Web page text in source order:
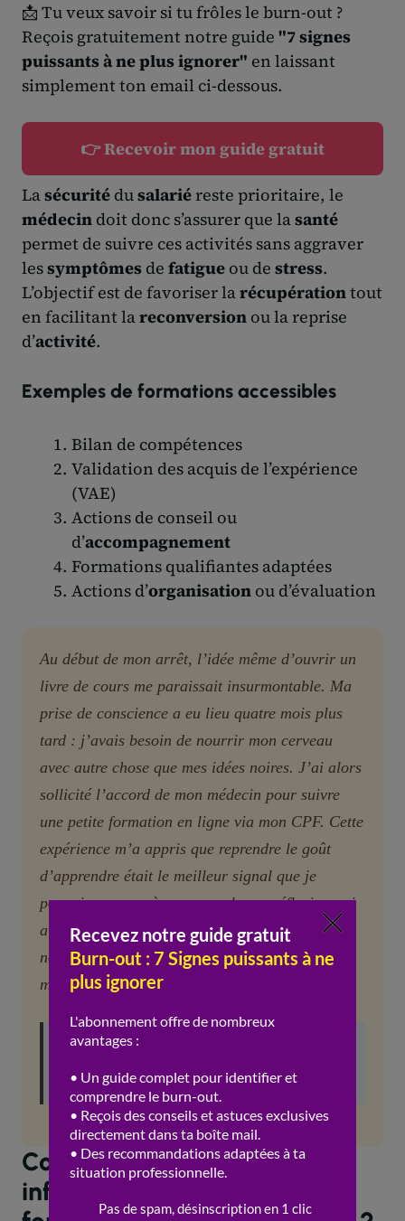
📩 Tu veux savoir si tu frôles le burn-out ?
Reçois gratuitement notre guide "7 signes
puissants à ne plus ignorer" en laissant
simplement ton email ci-dessous.
👉 Recevoir mon guide gratuit
Lasécurité dusalariéreste prioritaire, le
médecin doit donc s’assurer que lasanté
permet de suivre ces activités sans aggraver
lessymptômes de fatigue ou de stress.
L’objectif est de favoriser larécupérationtout
en facilitant lareconversion ou la reprise
d’activité.
Exemples de formations accessibles
Bilan de compétences
Validation des acquis de l’expérience
(VAE)
Actions de conseil ou
d’accompagnement
Formations qualifiantes adaptées
Actions d’organisationou d’évaluation
Au début de mon arrêt, l’idée même d’ouvrir un
livre de cours me paraissait insurmontable. Ma
prise de conscience a eu lieu quatre mois plus
tard : j’avais besoin de nourrir mon cerveau
avec autre chose que mes idées noires. J’ai alors
sollicité l’accord de mon médecin pour suivre
une petite formation en ligne via mon CPF. Cette
expérience m’a appris que reprendre le goût
d’apprendre était le meilleur signal que je
pouvais envoyer à mon moral, une réflexion qui
a validé ma capacité à me projeter vers un
nouvel avenir sans attendre la fin officielle de
mon contrat.
Lire aussi :
pension d’invalidité ?
Comment la durée de l’arrêt
influence-t-elle l’accès à la